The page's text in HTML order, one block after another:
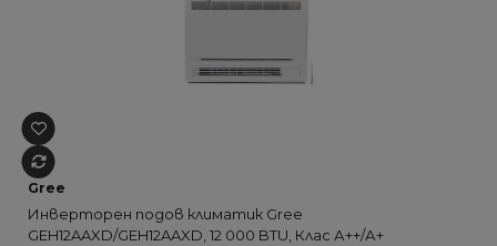
Gree
Инверторен подов климатик Gree
GEH12AAXD/GEH12AAXD, 12 000 BTU, Клас А++/А+